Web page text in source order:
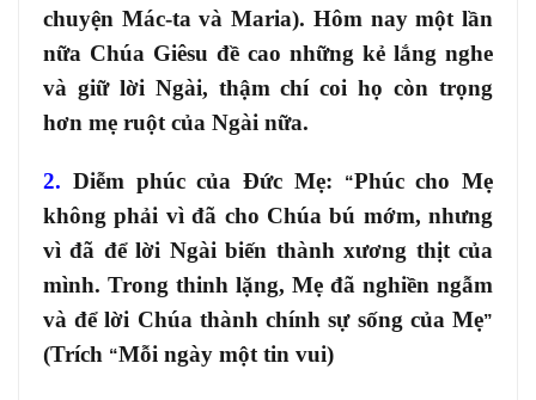
chuyện Mác-ta và Maria). Hôm nay một lần
nữa Chúa Giêsu đề cao những kẻ lắng nghe
và giữ lời Ngài, thậm chí coi họ còn trọng
hơn mẹ ruột của Ngài nữa.
2. Diễm phúc của Đức Mẹ: “Phúc cho Mẹ
không phải vì đã cho Chúa bú mớm, nhưng
vì đã để lời Ngài biến thành xương thịt của
mình. Trong thinh lặng, Mẹ đã nghiền ngẫm
và để lời Chúa thành chính sự sống của Mẹ”
(Trích “Mỗi ngày một tin vui)